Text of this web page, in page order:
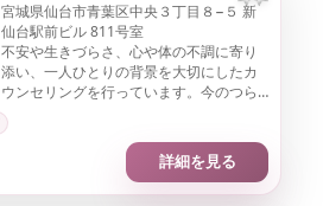
宮城県仙台市青葉区中央３丁目８−５ 新
仙台駅前ビル 811号室
不安や生きづらさ、心や体の不調に寄り
添い、一人ひとりの背景を大切にしたカ
ウンセリングを行っています。今のつら
さだけでなく、安心して日常を過ごせる
力を一緒に育てていきます。
詳細を見る